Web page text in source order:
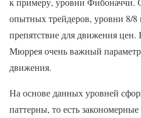
опытных трейдеров, уровни 8/8
препятствие для движения цен.
Мюррея очень важный
движения.
На основе данных уровней
паттерны, то есть